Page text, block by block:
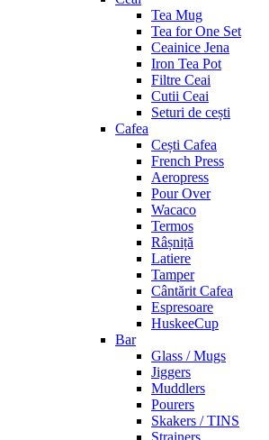
Tea Mug
Tea for One Set
Ceainice Jena
Iron Tea Pot
Filtre Ceai
Cutii Ceai
Seturi de cești
Cafea
Cești Cafea
French Press
Aeropress
Pour Over
Wacaco
Termos
Râșniță
Latiere
Tamper
Cântărit Cafea
Espresoare
HuskeeCup
Bar
Glass / Mugs
Jiggers
Muddlers
Pourers
Skakers / TINS
Strainers